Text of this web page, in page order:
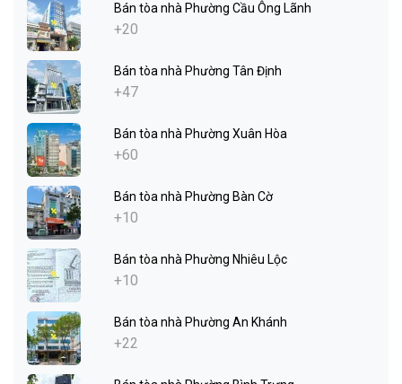
Bán tòa nhà Phường Cầu Ông Lãnh
+20
Bán tòa nhà Phường Tân Định
+47
Bán tòa nhà Phường Xuân Hòa
+60
Bán tòa nhà Phường Bàn Cờ
+10
Bán tòa nhà Phường Nhiêu Lộc
+10
Bán tòa nhà Phường An Khánh
+22